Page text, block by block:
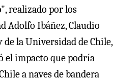
realizado por los
Adolfo Ibáñez, Claudio
la Universidad de Chile,
impacto que podría
a naves de bandera